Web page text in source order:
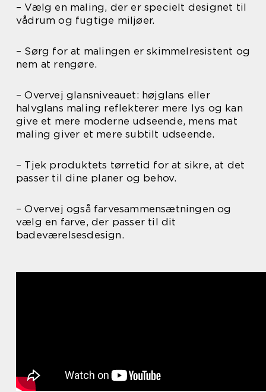
– Vælg en maling, der er specielt designet til
vådrum og fugtige miljøer.
– Sørg for at malingen er skimmelresistent og
nem at rengøre.
– Overvej glansniveauet: højglans eller
halvglans maling reflekterer mere lys og kan
give et mere moderne udseende, mens mat
maling giver et mere subtilt udseende.
– Tjek produktets tørretid for at sikre, at det
passer til dine planer og behov.
– Overvej også farvesammensætningen og
vælg en farve, der passer til dit
badeværelsesdesign.